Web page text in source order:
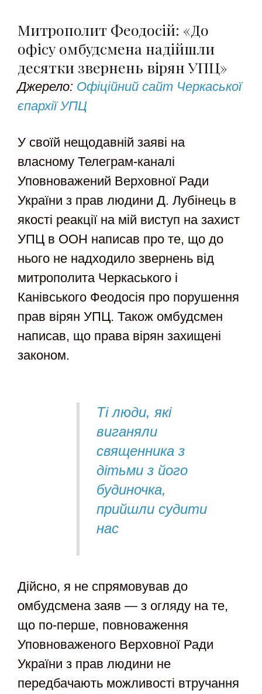
Митрополит Феодосій: «До
офісу омбудсмена надійшли
десятки звернень вірян УПЦ»
Джерело: Офіційний сайт Черкаської
єпархії УПЦ
У своїй нещодавній заяві на
власному Телеграм-каналі
Уповноважений Верховної Ради
України з прав людини Д. Лубінець в
якості реакції на мій виступ на захист
УПЦ в ООН написав про те, що до
нього не надходило звернень від
митрополита Черкаського і
Канівського Феодосія про порушення
прав вірян УПЦ. Також омбудсмен
написав, що права вірян захищені
законом.
Ті люди, які
виганяли
священника з
дітьми з його
будиночка,
прийшли судити
нас
Дійсно, я не спрямовував до
омбудсмена заяв — з огляду на те,
що по-перше, повноваження
Уповноваженого Верховної Ради
України з прав людини не
передбачають можливості втручання